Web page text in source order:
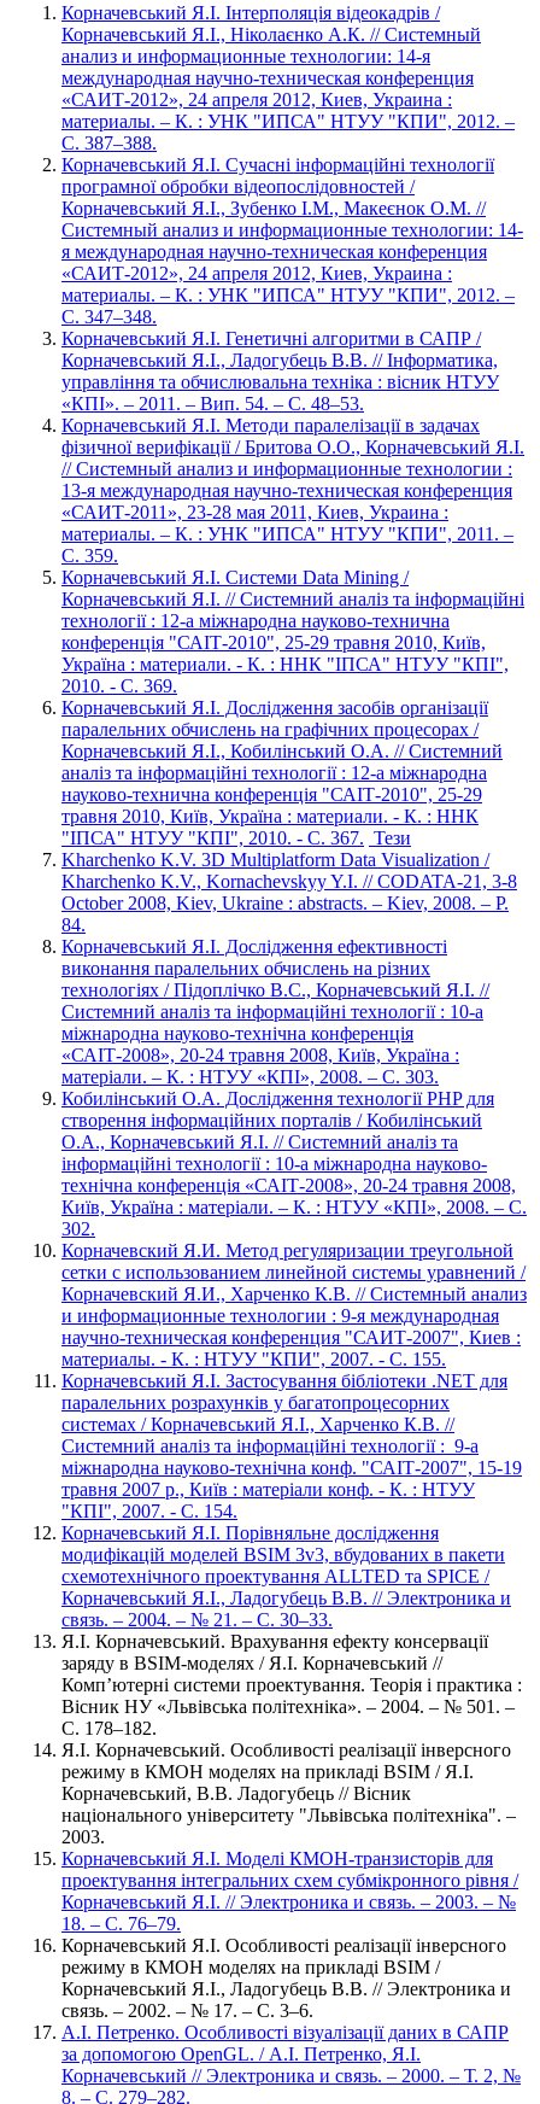
Корначевський Я.І. Інтерполяція відеокадрів /
Корначевський Я.І., Ніколаєнко А.К. // Системный
анализ и информационные технологии: 14-я
международная научно-техническая конференция
«САИТ-2012», 24 апреля 2012, Киев, Украина :
материалы. – К. : УНК "ИПСА" НТУУ "КПИ", 2012. –
С. 387–388.
Корначевський Я.І. Сучасні інформаційні технології
програмної обробки відеопослідовностей /
Корначевський Я.І., Зубенко І.М., Макеєнок О.М. //
Системный анализ и информационные технологии: 14-
я международная научно-техническая конференция
«САИТ-2012», 24 апреля 2012, Киев, Украина :
материалы. – К. : УНК "ИПСА" НТУУ "КПИ", 2012. –
С. 347–348.
Корначевський Я.І. Генетичні алгоритми в САПР /
Корначевський Я.І., Ладогубець В.В. // Інформатика,
управління та обчислювальна техніка : вісник НТУУ
«КПІ». – 2011. – Вип. 54. – С. 48–53.
Корначевський Я.І. Методи паралелізації в задачах
фізичної верифікації / Бритова О.О., Корначевський Я.І.
// Системный анализ и информационные технологии :
13-я международная научно-техническая конференция
«САИТ-2011», 23-28 мая 2011, Киев, Украина :
материалы. – К. : УНК "ИПСА" НТУУ "КПИ", 2011. –
С. 359.
Корначевський Я.І. Системи Data Mining /
Корначевський Я.І. // Системний аналіз та інформаційні
технології : 12-а міжнародна науково-технична
конференція "САІТ-2010", 25-29 травня 2010, Київ,
Україна : материали. - К. : ННК "ІПСА" НТУУ "КПІ",
2010. - С. 369.
Корначевський Я.І. Дослідження засобів організації
паралельних обчислень на графічних процесорах /
Корначевський Я.І., Кобилінський О.А. // Системний
аналіз та інформаційні технології : 12-а міжнародна
науково-технична конференція "САІТ-2010", 25-29
травня 2010, Київ, Україна : материали. - К. : ННК
"ІПСА" НТУУ "КПІ", 2010. - С. 367. Тези
Kharchenko K.V. 3D Multiplatform Data Visualization /
Kharchenko K.V., Kornachevskyy Y.I. // CODATA-21, 3-8
October 2008, Kiev, Ukraine : abstracts. – Kiev, 2008. – P.
84.
Корначевський Я.І. Дослідження ефективності
виконання паралельних обчислень на різних
технологіях / Підоплічко В.С., Корначевський Я.І. //
Системний аналіз та інформаційні технології : 10-а
міжнародна науково-технічна конференція
«САІТ-2008», 20-24 травня 2008, Київ, Україна :
матеріали. – К. : НТУУ «КПІ», 2008. – С. 303.
Кобилінський О.А. Дослідження технології PHP для
створення інформаційних порталів / Кобилінський
О.А., Корначевський Я.І. // Системний аналіз та
інформаційні технології : 10-а міжнародна науково-
технічна конференція «САІТ-2008», 20-24 травня 2008,
Київ, Україна : матеріали. – К. : НТУУ «КПІ», 2008. – С.
302.
Корначевский Я.И. Метод регуляризации треугольной
сетки с использованием линейной системы уравнений /
Корначевский Я.И., Харченко К.В. // Системный анализ
и информационные технологии : 9-я международная
научно-техническая конференция "САИТ-2007", Киев :
материалы. - К. : НТУУ "КПИ", 2007. - С. 155.
Корначевський Я.І. Застосування бібліотеки .NET для
паралельних розрахунків у багатопроцесорних
системах / Корначевський Я.І., Харченко К.В. //
Системний аналіз та інформаційні технології : 9-а
міжнародна науково-технічна конф. "САІТ-2007", 15-19
травня 2007 р., Київ : матеріали конф. - К. : НТУУ
"КПІ", 2007. - С. 154.
Корначевський Я.І. Порівняльне дослідження
модифікацій моделей BSIM 3v3, вбудованих в пакети
схемотехнічного проектування ALLTED та SPICE /
Корначевський Я.І., Ладогубець В.В. // Электроника и
связь. – 2004. – № 21. – С. 30–33.
Я.І. Корначевський. Врахування ефекту консервації
заряду в BSIM-моделях / Я.І. Корначевський //
Комп’ютерні системи проектування. Теорія і практика :
Вісник НУ «Львівська політехніка». – 2004. – № 501. –
С. 178–182.
Я.І. Корначевський. Особливості реалізації інверсного
режиму в КМОН моделях на прикладі BSIM / Я.І.
Корначевський, В.В. Ладогубець // Вісник
національного університету "Львівська політехніка". –
2003.
Корначевський Я.І. Моделі КМОН-транзисторів для
проектування інтегральних схем субмікронного рівня /
Корначевський Я.І. // Электроника и связь. – 2003. – №
18. – С. 76–79.
Корначевський Я.І. Особливості реалізації інверсного
режиму в КМОН моделях на прикладі BSIM /
Корначевський Я.І., Ладогубець В.В. // Электроника и
связь. – 2002. – № 17. – С. 3–6.
А.I. Петренко. Особливості візуалізації даних в САПР
за допомогою OpenGL. / А.I. Петренко, Я.I.
Корначевський // Электроника и связь. – 2000. – Т. 2, №
8. – С. 279–282.